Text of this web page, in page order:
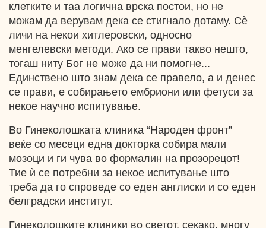
клетките и таа логична врска постои, но не
можам да верувам дека се стигнало дотаму. Cѐ
личи на некои хитлеровски, односно
менгелевски методи. Ако се прави такво нешто,
тогаш ниту Бог не може да ни помогне...
Единствено што знам дека се правело, а и денес
се прави, е собирањето ембриони или фетуси за
некое научно испитување.
Во Гинеколошката клиника “Народен фронт”
веќе со месеци една докторка собира мали
мозоци и ги чува во формалин на прозорецот!
Тие ѝ се потребни за некое испитување што
треба да го спроведе со еден англиски и со еден
белградски институт.
Гинеколошките клиники во светот, секако, многу